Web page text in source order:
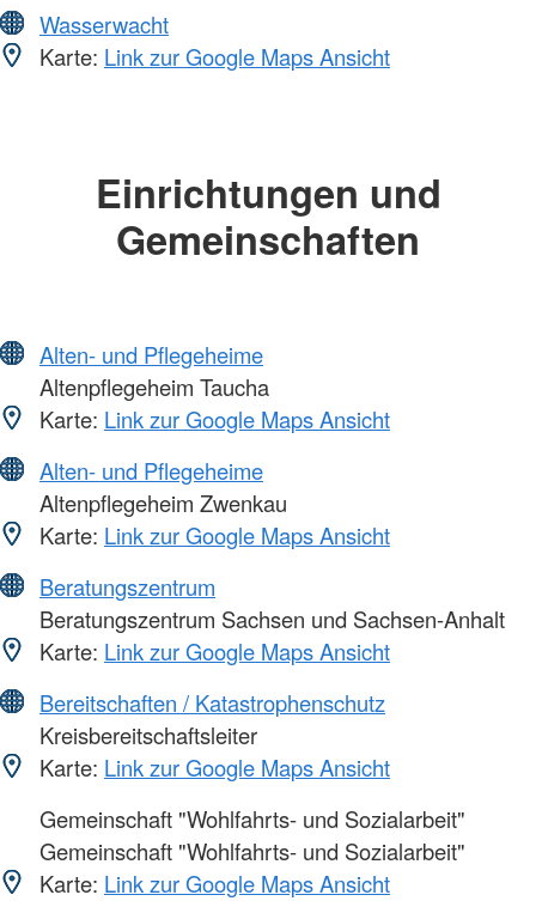
Wasserwacht
Karte: Link zur Google Maps Ansicht
Einrichtungen und
Gemeinschaften
Alten- und Pflegeheime
Altenpflegeheim Taucha
Karte: Link zur Google Maps Ansicht
Alten- und Pflegeheime
Altenpflegeheim Zwenkau
Karte: Link zur Google Maps Ansicht
Beratungszentrum
Beratungszentrum Sachsen und Sachsen-Anhalt
Karte: Link zur Google Maps Ansicht
Bereitschaften / Katastrophenschutz
Kreisbereitschaftsleiter
Karte: Link zur Google Maps Ansicht
Gemeinschaft "Wohlfahrts- und Sozialarbeit"
Gemeinschaft "Wohlfahrts- und Sozialarbeit"
Karte: Link zur Google Maps Ansicht